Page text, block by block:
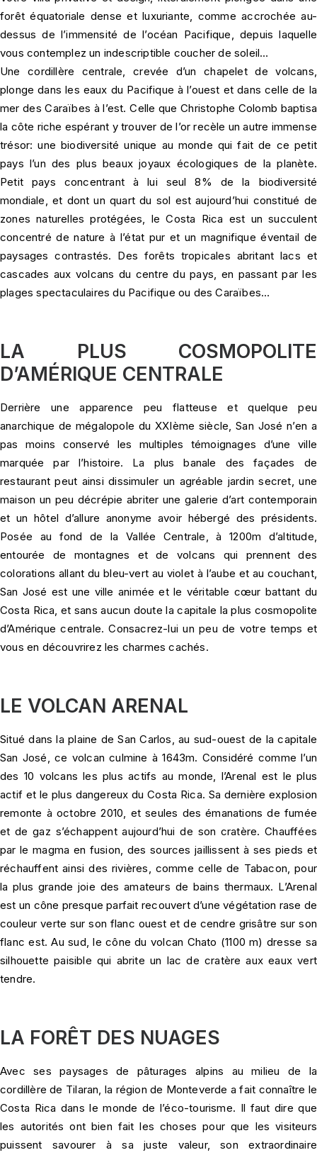
forêt équatoriale dense et luxuriante, comme accrochée au-
dessus de l’immensité de l’océan Pacifique, depuis laquelle
vous contemplez un indescriptible coucher de soleil…
Une cordillère centrale, crevée d’un chapelet de volcans,
plonge dans les eaux du Pacifique à l’ouest et dans celle de la
mer des Caraïbes à l’est. Celle que Christophe Colomb baptisa
la côte riche espérant y trouver de l’or recèle un autre immense
trésor: une biodiversité unique au monde qui fait de ce petit
pays l’un des plus beaux joyaux écologiques de la planète.
Petit pays concentrant à lui seul 8% de la biodiversité
mondiale, et dont un quart du sol est aujourd’hui constitué de
zones naturelles protégées, le Costa Rica est un succulent
concentré de nature à l’état pur et un magnifique éventail de
paysages contrastés. Des forêts tropicales abritant lacs et
cascades aux volcans du centre du pays, en passant par les
plages spectaculaires du Pacifique ou des Caraïbes…
LA PLUS COSMOPOLITE
D’AMÉRIQUE CENTRALE
Derrière une apparence peu flatteuse et quelque peu
anarchique de mégalopole du XXIème siècle, San José n’en a
pas moins conservé les multiples témoignages d’une ville
marquée par l’histoire. La plus banale des façades de
restaurant peut ainsi dissimuler un agréable jardin secret, une
maison un peu décrépie abriter une galerie d’art contemporain
et un hôtel d’allure anonyme avoir hébergé des présidents.
Posée au fond de la Vallée Centrale, à 1200m d’altitude,
entourée de montagnes et de volcans qui prennent des
colorations allant du bleu-vert au violet à l’aube et au couchant,
San José est une ville animée et le véritable cœur battant du
Costa Rica, et sans aucun doute la capitale la plus cosmopolite
d’Amérique centrale. Consacrez-lui un peu de votre temps et
vous en découvrirez les charmes cachés.
LE VOLCAN ARENAL
Situé dans la plaine de San Carlos, au sud-ouest de la capitale
San José, ce volcan culmine à 1643m. Considéré comme l’un
des 10 volcans les plus actifs au monde, l’Arenal est le plus
actif et le plus dangereux du Costa Rica. Sa dernière explosion
remonte à octobre 2010, et seules des émanations de fumée
et de gaz s’échappent aujourd’hui de son cratère. Chauffées
par le magma en fusion, des sources jaillissent à ses pieds et
réchauffent ainsi des rivières, comme celle de Tabacon, pour
la plus grande joie des amateurs de bains thermaux. L’Arenal
est un cône presque parfait recouvert d’une végétation rase de
couleur verte sur son flanc ouest et de cendre grisâtre sur son
flanc est. Au sud, le cône du volcan Chato (1100 m) dresse sa
silhouette paisible qui abrite un lac de cratère aux eaux vert
tendre.
LA FORÊT DES NUAGES
Avec ses paysages de pâturages alpins au milieu de la
cordillère de Tilaran, la région de Monteverde a fait connaître le
Costa Rica dans le monde de l’éco-tourisme. Il faut dire que
les autorités ont bien fait les choses pour que les visiteurs
puissent savourer à sa juste valeur, son extraordinaire